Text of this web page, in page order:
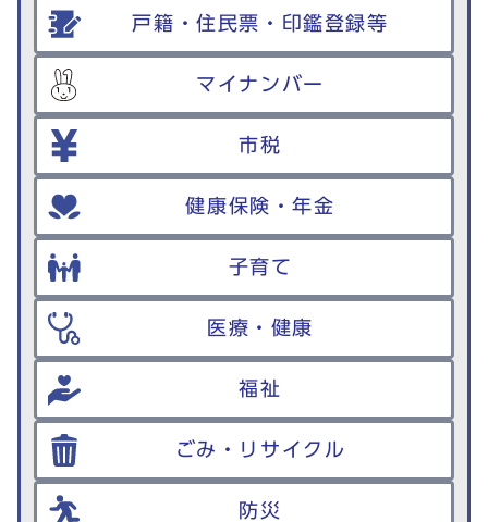
戸籍・住民票・印鑑登録等
マイナンバー
市税
健康保険・年金
子育て
医療・健康
福祉
ごみ・リサイクル
防災